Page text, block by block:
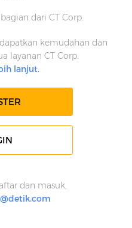
dari CT Corp.
kemudahan dan
layanan CT Corp.
lanjut.
dan masuk,